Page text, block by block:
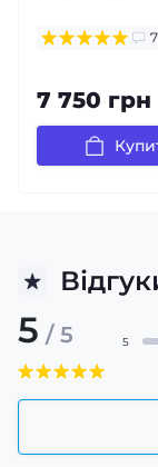
7
7 750 грн
5 / 5 5